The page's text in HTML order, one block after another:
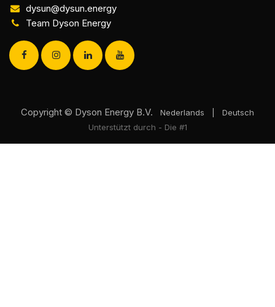
dysun@dysun.energy
Team Dyson Energy
Copyright © Dyson Energy B.V. Nederlands
Deutsch
Unterstützt durch - Die #1